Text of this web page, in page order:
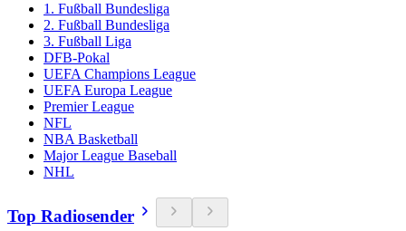
1. Fußball Bundesliga
2. Fußball Bundesliga
3. Fußball Liga
DFB-Pokal
UEFA Champions League
UEFA Europa League
Premier League
NFL
NBA Basketball
Major League Baseball
NHL
Top Radiosender